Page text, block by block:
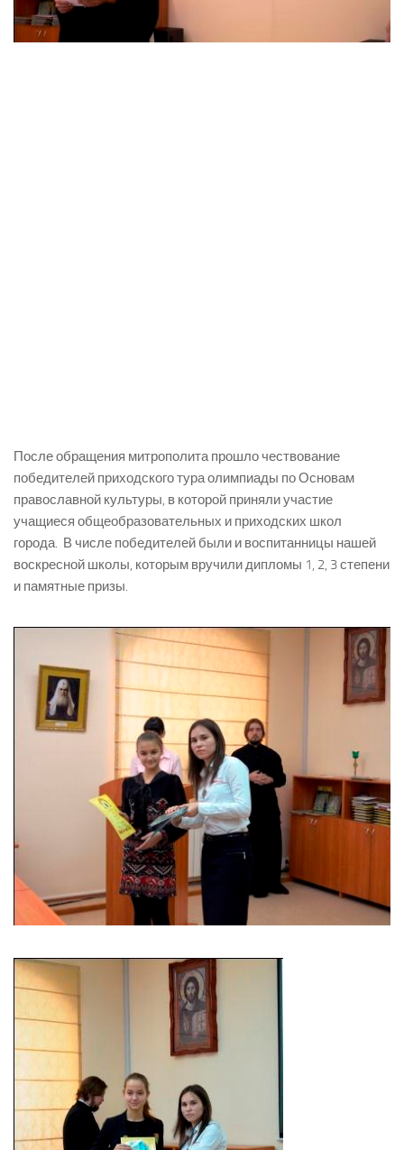
После обращения митрополита прошло чествование
победителей приходского тура олимпиады по Основам
православной культуры, в которой приняли участие
учащиеся общеобразовательных и приходских школ
города. В числе победителей были и воспитанницы нашей
воскресной школы, которым вручили дипломы 1, 2, 3 степени
и памятные призы.